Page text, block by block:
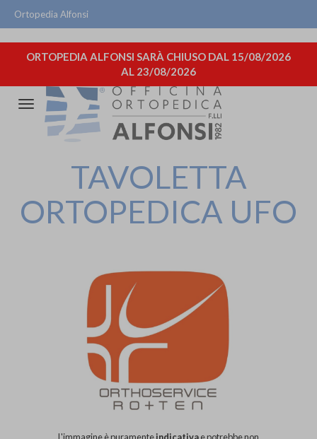
Ortopedia Alfonsi
ORTOPEDIA ALFONSI SARÀ CHIUSO DAL 15/08/2026
AL 23/08/2026
Attiva/disattiva
navigazione
TAVOLETTA
ORTOPEDICA UFO